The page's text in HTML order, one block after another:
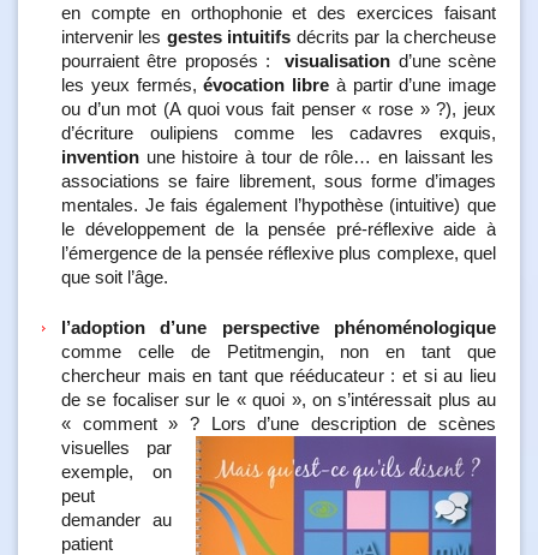
en compte en orthophonie et des exercices faisant
intervenir les gestes intuitifs décrits par la chercheuse
pourraient être proposés :visualisation d’une scène
les yeux fermés, évocation libre à partir d’une image
ou d’un mot (A quoi vous fait penser « rose » ?), jeux
d’écriture oulipiens comme les cadavres exquis,
invention une histoire à tour de rôle… en laissant les
associations se faire librement, sous forme d’images
mentales. Je fais également l’hypothèse (intuitive) que
le développement de la pensée pré-réflexive aide à
l’émergence de la pensée réflexive plus complexe, quel
que soit l’âge.
l’adoption d’une perspective phénoménologique
comme celle de Petitmengin, non en tant que
chercheur mais en tant que rééducateur : et si au lieu
de se focaliser sur le « quoi », on s’intéressait plus au
« comment » ? Lors d’une description de scènes
visuelles par
exemple, on
peut
demander au
patient